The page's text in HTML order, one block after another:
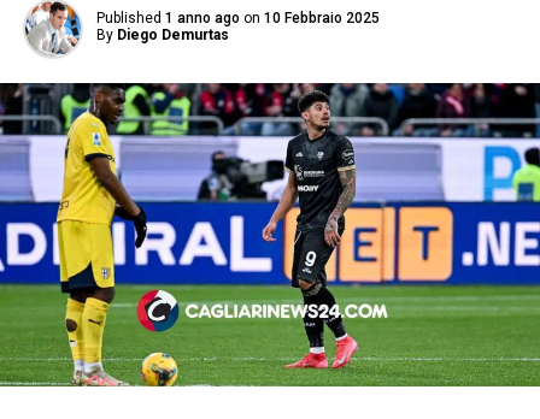
Published 1 anno ago on 10 Febbraio 2025
By Diego Demurtas